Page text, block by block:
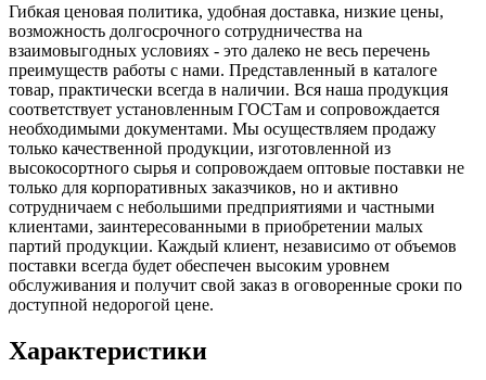
Гибкая ценовая политика, удобная доставка, низкие цены,
возможность долгосрочного сотрудничества на
взаимовыгодных условиях - это далеко не весь перечень
преимуществ работы с нами. Представленный в каталоге
товар, практически всегда в наличии. Вся наша продукция
соответствует установленным ГОСТам и сопровождается
необходимыми документами. Мы осуществляем продажу
только качественной продукции, изготовленной из
высокосортного сырья и сопровождаем оптовые поставки не
только для корпоративных заказчиков, но и активно
сотрудничаем с небольшими предприятиями и частными
клиентами, заинтересованными в приобретении малых
партий продукции. Каждый клиент, независимо от объемов
поставки всегда будет обеспечен высоким уровнем
обслуживания и получит свой заказ в оговоренные сроки по
доступной недорогой цене.
Характеристики